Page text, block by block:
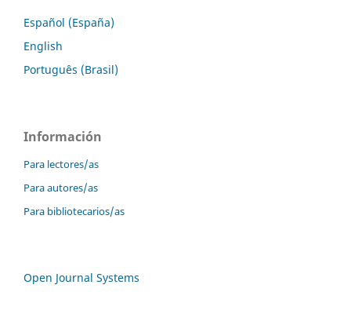
Español (España)
English
Português (Brasil)
Información
Para lectores/as
Para autores/as
Para bibliotecarios/as
Open Journal Systems